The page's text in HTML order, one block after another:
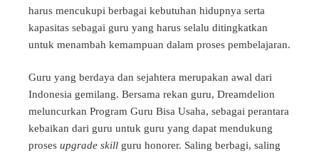
harus mencukupi berbagai kebutuhan hidupnya serta
kapasitas sebagai guru yang harus selalu ditingkatkan
untuk menambah kemampuan dalam proses pembelajaran.
Guru yang berdaya dan sejahtera merupakan awal dari
Indonesia gemilang. Bersama rekan guru, Dreamdelion
meluncurkan Program Guru Bisa Usaha, sebagai perantara
kebaikan dari guru untuk guru yang dapat mendukung
proses upgrade skill guru honorer. Saling berbagi, saling